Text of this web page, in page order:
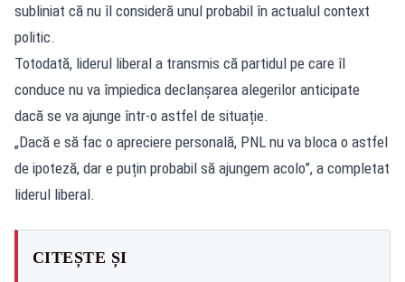
subliniat că nu îl consideră unul probabil în actualul context
politic.
Totodată, liderul liberal a transmis că partidul pe care îl
conduce nu va împiedica declanșarea alegerilor anticipate
dacă se va ajunge într-o astfel de situație.
„Dacă e să fac o apreciere personală, PNL nu va bloca o astfel
de ipoteză, dar e puțin probabil să ajungem acolo”, a completat
liderul liberal.
CITEȘTE ȘI